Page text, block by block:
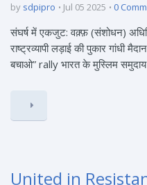
by sdpipro Jul 05 2025 0
संघर्ष में एकजुट: वक़्फ़ (संशोधन)
राष्ट्रव्यापी लड़ाई की पुकार गांधी
बचाओ” rally भारत के मुस्लिम समुदाय
United in